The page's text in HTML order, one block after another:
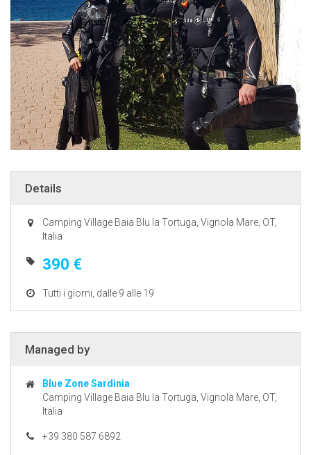
Details
Camping Village Baia Blu la Tortuga, Vignola Mare, OT,
Italia
390 €
Tutti i giorni, dalle 9 alle 19
Managed by
Blue Zone Sardinia
Camping Village Baia Blu la Tortuga, Vignola Mare, OT,
Italia
+39 380 587 6892